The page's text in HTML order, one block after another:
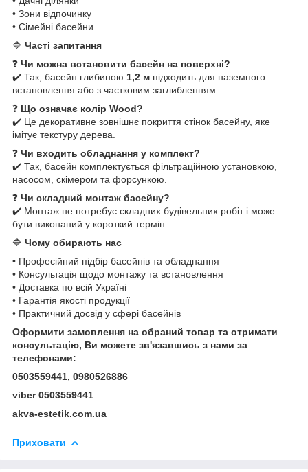
• Зони відпочинку
• Сімейні басейни
🔷 Часті запитання
❓ Чи можна встановити басейн на поверхні?
✔️ Так, басейн глибиною 1,2 м підходить для наземного
встановлення або з частковим заглибленням.
❓ Що означає колір Wood?
✔️ Це декоративне зовнішнє покриття стінок басейну, яке
імітує текстуру дерева.
❓ Чи входить обладнання у комплект?
✔️ Так, басейн комплектується фільтраційною установкою,
насосом, скімером та форсункою.
❓ Чи складний монтаж басейну?
✔️ Монтаж не потребує складних будівельних робіт і може
бути виконаний у короткий термін.
🔷 Чому обирають нас
• Професійний підбір басейнів та обладнання
• Консультація щодо монтажу та встановлення
• Доставка по всій Україні
• Гарантія якості продукції
• Практичний досвід у сфері басейнів
Оформити замовлення на обраний товар та отримати
консультацію, Ви можете зв'язавшись з нами за
телефонами:
0503559441, 0980526886
viber 0503559441
akva-estetik.com.ua
Приховати